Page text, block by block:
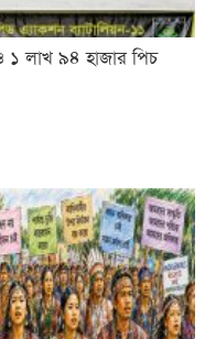
১ লাখ ৯৪ হাজার পিচ